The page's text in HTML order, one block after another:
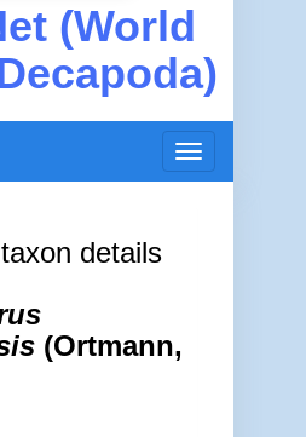
(World
Toggle
navigation
details
(Ortmann,